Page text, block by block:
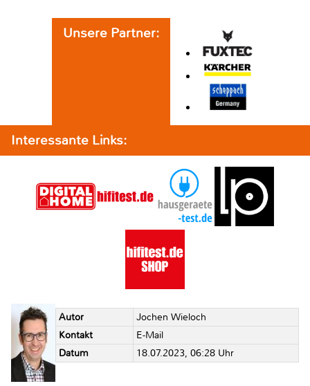
Unsere Partner:
Interessante Links:
Autor
Jochen Wieloch
Kontakt
E-Mail
Datum
18.07.2023, 06:28 Uhr